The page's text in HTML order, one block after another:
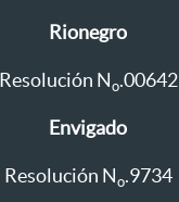
Rionegro
Resolución N o.00642
Envigado
Resolución N o.9734